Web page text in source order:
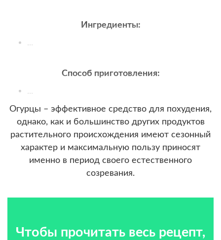
Ингредиенты:
...
Способ приготовления:
...
Огурцы – эффективное средство для похудения,
однако, как и большинство других продуктов
растительного происхождения имеют сезонный
характер и максимальную пользу приносят
именно в период своего естественного
созревания.
Чтобы прочитать весь рецепт,